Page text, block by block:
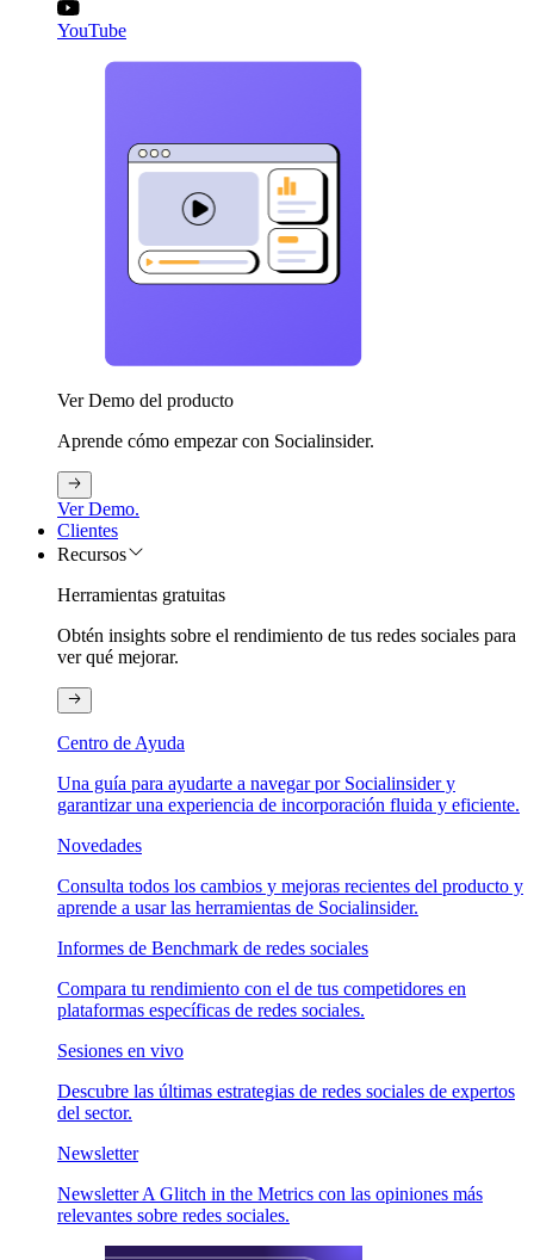
YouTube
Ver Demo del producto
Aprende cómo empezar con Socialinsider.
Ver Demo.
Clientes
Recursos
Herramientas gratuitas
Obtén insights sobre el rendimiento de tus redes sociales para
ver qué mejorar.
Centro de Ayuda
Una guía para ayudarte a navegar por Socialinsider y
garantizar una experiencia de incorporación fluida y eficiente.
Novedades
Consulta todos los cambios y mejoras recientes del producto y
aprende a usar las herramientas de Socialinsider.
Informes de Benchmark de redes sociales
Compara tu rendimiento con el de tus competidores en
plataformas específicas de redes sociales.
Sesiones en vivo
Descubre las últimas estrategias de redes sociales de expertos
del sector.
Newsletter
Newsletter A Glitch in the Metrics con las opiniones más
relevantes sobre redes sociales.